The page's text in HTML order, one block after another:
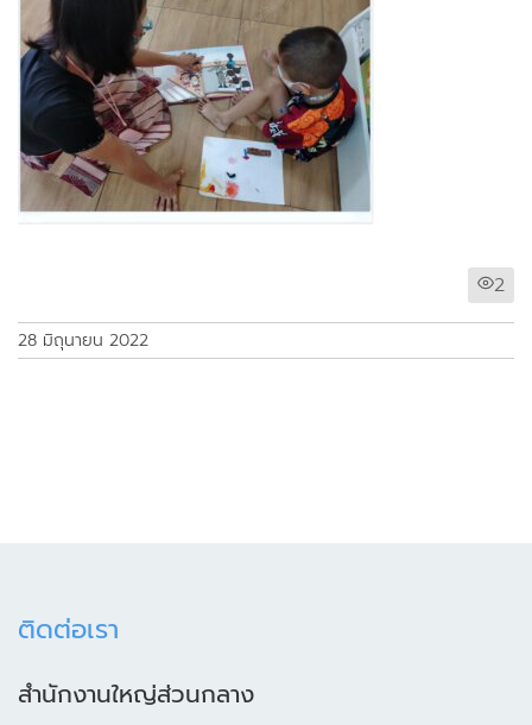
2
28 มิถุนายน 2022
ติดต่อเรา
สำนักงานใหญ่ส่วนกลาง